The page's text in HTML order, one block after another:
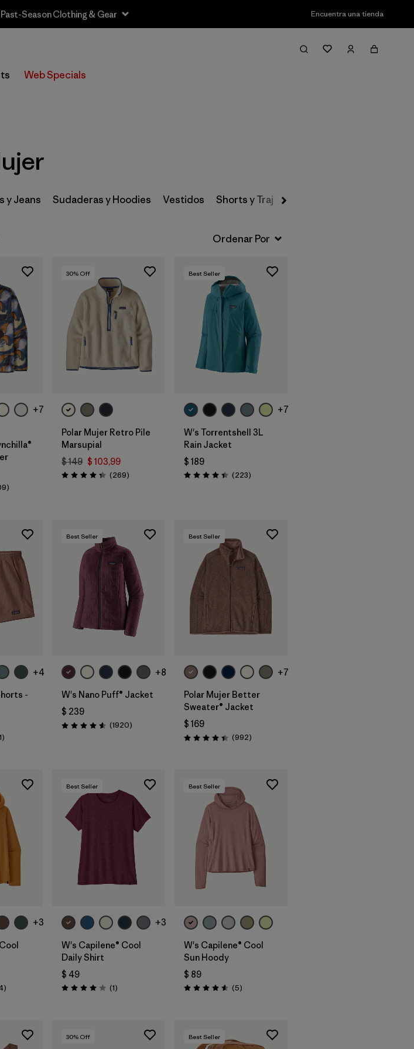
Season Clothing & Gear Encuentra una tienda
Web Specials
Filter & Sort
y Jeans Sudaderas y Hoodies Vestidos Shorts y Trajes de Baño
+7
Comentarios
)
30% Off
Polar Mujer Retro Pile
Marsupial
$ 149 $ 103,99
Valoración: 4.3 / 5
(269Comentarios
)
Best Seller
+7
W's Torrentshell 3L
Rain Jacket
$ 189
Valoración: 4.4 / 5
(223Comentarios
)
+4
-
Comentarios
)
Best Seller
+8
W's Nano Puff® Jacket
$ 239
Valoración: 4.6 / 5
(1920Comentarios
)
Best Seller
+7
Polar Mujer Better
Sweater® Jacket
$ 169
Valoración: 4.4 / 5
(992Comentarios
)
+3
Comentarios
)
Best Seller
+3
W's Capilene® Cool
Daily Shirt
$ 49
Valoración: 4.0 / 5
(1Comentarios
)
Best Seller
W's Capilene® Cool
Sun Hoody
$ 89
Valoración: 4.6 / 5
(5Comentarios
)
30% Off Best Seller